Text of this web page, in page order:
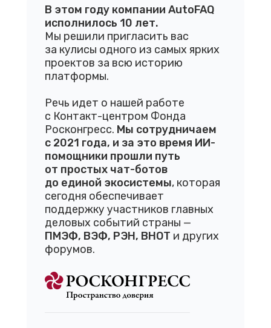
В этом году компании AutoFAQ
исполнилось 10 лет.
Мы решили пригласить вас
за кулисы одного из самых ярких
проектов за всю историю
платформы.
Речь идет о нашей работе
с Контакт-центром Фонда
Росконгресс. Мы сотрудничаем
с 2021 года, и за это время ИИ-
помощники прошли путь
от простых чат-ботов
до единой экосистемы, которая
сегодня обеспечивает
поддержку участников главных
деловых событий страны —
ПМЭФ, ВЭФ, РЭН, ВНОТ и других
форумов.